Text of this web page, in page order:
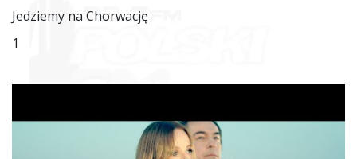
Jedziemy na Chorwację
1